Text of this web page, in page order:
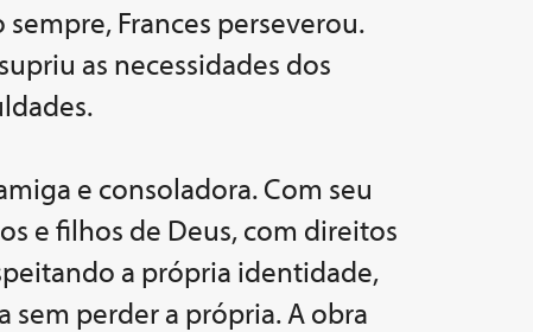
Frances perseverou.
as necessidades dos
e consoladora. Com seu
e filhos de Deus, com direitos
a própria identidade,
sem perder a própria. A obra